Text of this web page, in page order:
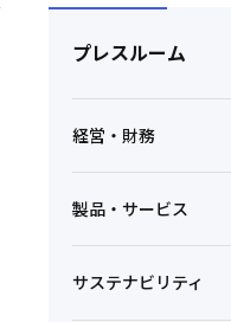
プレスルーム
経営・財務
製品・サービス
サステナビリティ